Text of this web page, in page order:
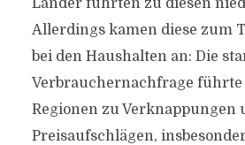
Länder führten zu diesen
Allerdings kamen diese zum
bei den Haushalten an: Die
Verbrauchernachfrage
Regionen zu Verknappungen
Preisaufschlägen,